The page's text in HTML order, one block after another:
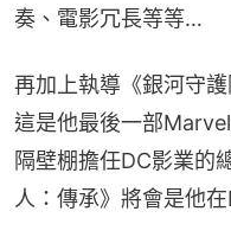
奏、電影冗長等等…
再加上執導《銀河守
這是他最後一部
隔壁棚擔任DC影業的
人：傳承》將會是他